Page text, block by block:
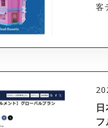
客
フ